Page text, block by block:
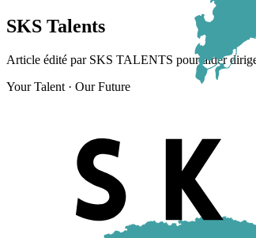
SKS Talents
Article édité par SKS TALENTS pour aider
Your Talent · Our Future